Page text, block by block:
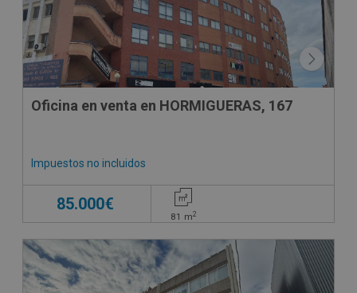
Oficina en venta en HORMIGUERAS, 167
Impuestos no incluidos
85.000€
81 m2
DECO VIRTUAL